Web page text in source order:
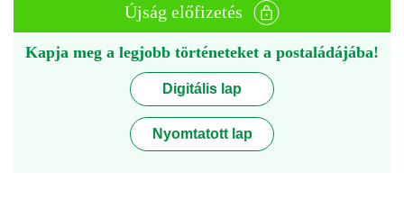
Újság előfizetés
Kapja meg a legjobb történeteket a postaládájába!
Digitális lap
Nyomtatott lap